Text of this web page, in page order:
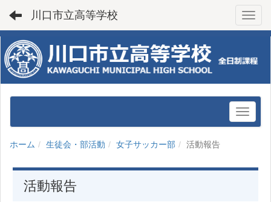
川口市立高等学校
ホーム 生徒会・部活動 女子サッカー部 活動報告
活動報告